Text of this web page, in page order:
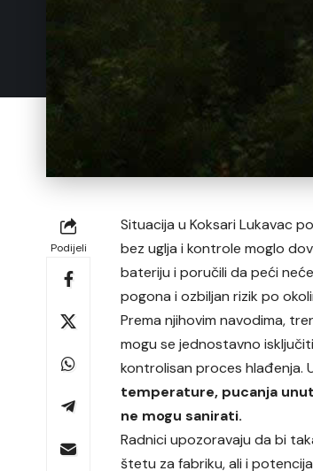
Podijeli
Situacija u Koksari Lukavac
bez uglja i kontrole moglo
bateriju i poručili da peći
pogona i ozbiljan rizik po
Prema njihovim navodima,
mogu se jednostavno
kontrolisan proces hlađenja.
temperature, pucanja
ne mogu sanirati.
Radnici upozoravaju da bi
štetu za fabriku, ali i